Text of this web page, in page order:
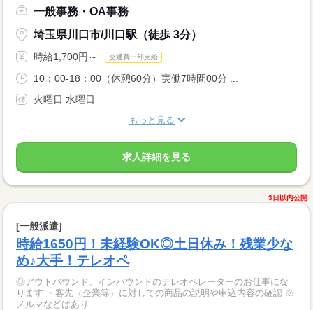
一般事務・OA事務
埼玉県川口市/川口駅（徒歩 3分）
時給1,700円～ 交通費一部支給
10：00-18：00（休憩60分）実働7時間00分 ...
火曜日 水曜日
もっと見る
求人詳細を見る
3日以内公開
[一般派遣]
時給1650円！未経験OK◎土日休み！残業少な
め♪大手！テレオペ
◎アウトバウンド、インバウンドのテレオペレーターのお仕事にな
ります ・客先（企業等）に対しての商品の説明や申込内容の確認 ※
ノルマなどはあり...